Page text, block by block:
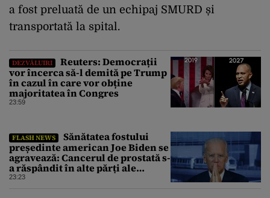
a fost preluată de un echipaj SMURD și
transportată la spital.
DEZVĂLUIRI
Reuters: Democrații
vor încerca să-l demită pe Trump
în cazul în care vor obține
majoritatea în Congres
23:59
FLASH NEWS
Sănătatea fostului
președinte american Joe Biden se
agravează: Cancerul de prostată s-
a răspândit în alte părți ale
corpului
23:23